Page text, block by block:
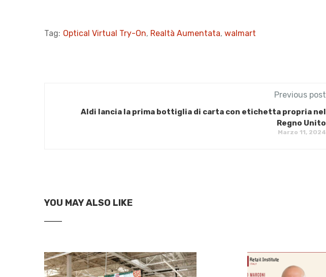
Tag: Optical Virtual Try-On, Realtà Aumentata, walmart
Previous post
Aldi lancia la prima bottiglia di carta con etichetta propria nel
Regno Unito
Marzo 11, 2024
YOU MAY ALSO LIKE